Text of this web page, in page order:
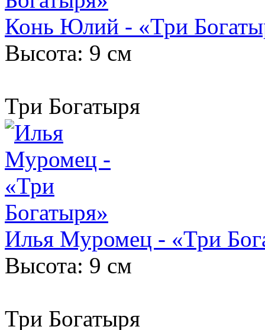
Конь Юлий - «Три
Высота: 9 см
Три Богатыря
Илья Муромец - «Три
Высота: 9 см
Три Богатыря